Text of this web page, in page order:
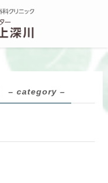
– category –